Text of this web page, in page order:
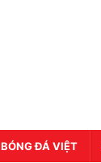
BÓNG ĐÁ VIỆT